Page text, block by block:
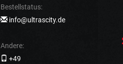
Bestellstatus:
info@ultrascity.de
Andere:
+49